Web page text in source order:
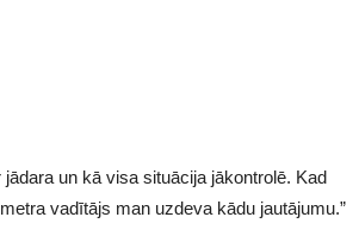
un kā visa situācija jākontrolē. Kad
vadītājs man uzdeva kādu jautājumu.”